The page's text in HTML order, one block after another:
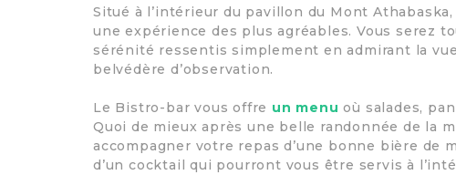
Situé à l’intérieur du pavillon du Mont
une expérience des plus agréables. Vous serez
sérénité ressentis simplement en admirant la
belvédère d’observation.
Le Bistro-bar vous offre un menu où salades,
Quoi de mieux après une belle randonnée de la
accompagner votre repas d’une bonne bière de
d’un cocktail qui pourront vous être servis à